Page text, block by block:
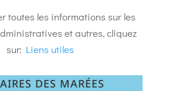
toutes les informations sur les
et autres, cliquez
sur: Liens utiles
DES MARÉES